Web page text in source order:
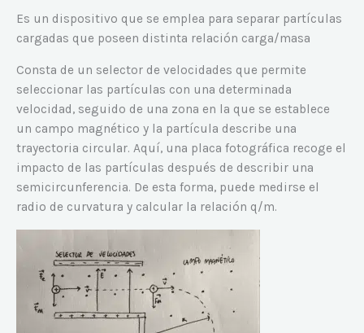
Es un dispositivo que se emplea para separar partículas
cargadas que poseen distinta relación carga/masa
Consta de un selector de velocidades que permite
seleccionar las partículas con una determinada
velocidad, seguido de una zona en la que se establece
un campo magnético y la partícula describe una
trayectoria circular. Aquí, una placa fotográfica recoge el
impacto de las partículas después de describir una
semicircunferencia. De esta forma, puede medirse el
radio de curvatura y calcular la relación q/m.